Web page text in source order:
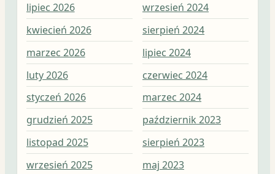
lipiec 2026
kwiecień 2026
marzec 2026
luty 2026
styczeń 2026
grudzień 2025
listopad 2025
wrzesień 2025
wrzesień 2024
sierpień 2024
lipiec 2024
czerwiec 2024
marzec 2024
październik 2023
sierpień 2023
maj 2023